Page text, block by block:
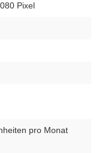
Pixel
pro Monat